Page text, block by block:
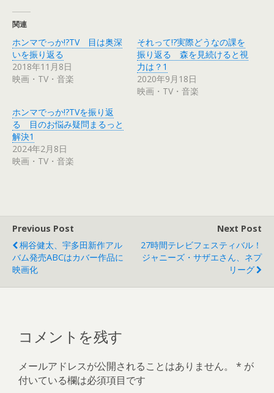
t
t
e
r
で
共
し
い
ウ
ィ
ド
ウ
で
開
共
有
す
る
に
は
ク
ク
し
て
く
さ
い
(
新
で
開
き
ま
す
)
関連
ホンマでっか!?TV 目は奥深
いを振り返る
2018年11月8日
映画・TV・音楽
それって!?実際どうなの課を
振り返る 森を見続けると視
力は？1
2020年9月18日
映画・TV・音楽
ホンマでっか!?TVを振り返
る 目のお悩み疑問まるっと
解決1
2024年2月8日
映画・TV・音楽
Previous Post
桐谷健太、宇多田新作アル
バム発売ABCはカバー作品に
映画化
Next Post
27時間テレビフェスティバル！
ジャニーズ・サザエさん、ネプ
リーグ
コメントを残す
メールアドレスが公開されることはありません。 * が
付いている欄は必須項目です